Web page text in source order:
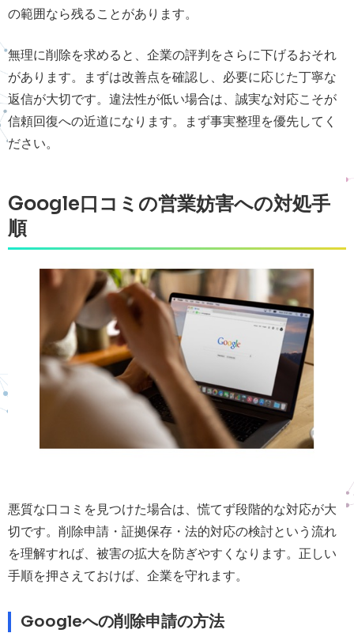
の範囲なら残ることがあります。
無理に削除を求めると、企業の評判をさらに下げるおそれ
があります。まずは改善点を確認し、必要に応じた丁寧な
返信が大切です。違法性が低い場合は、誠実な対応こそが
信頼回復への近道になります。まず事実整理を優先してく
ださい。
Google口コミの営業妨害への対処手
順
悪質な口コミを見つけた場合は、慌てず段階的な対応が大
切です。削除申請・証拠保存・法的対応の検討という流れ
を理解すれば、被害の拡大を防ぎやすくなります。正しい
手順を押さえておけば、企業を守れます。
Googleへの削除申請の方法